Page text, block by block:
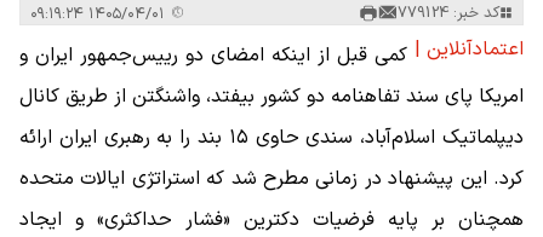
کد خبر: 779124
اعتمادآنلاین | کمی قبل از اینکه امضای دو رییس‌جمهور ایران و
امریکا پای سند تفاهنامه دو کشور بیفتد، واشنگتن از طریق کانال
دیپلماتیک اسلام‌آباد، سندی حاوی ۱۵ بند را به رهبری ایران ارائه
کرد. این پیشنهاد در زمانی مطرح شد که استراتژی ایالات متحده
همچنان بر پایه فرضیات دکترین «فشار حداکثری» و ایجاد